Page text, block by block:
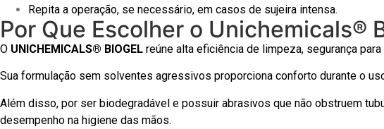
Repita a operação, se necessário, em casos de sujeira intensa.
Por Que Escolher o Unichemicals®
O UNICHEMICALS® BIOGEL reúne alta eficiência de limpeza, segurança
Sua formulação sem solventes agressivos proporciona conforto durante o
Além disso, por ser biodegradável e possuir abrasivos que não obstruem
desempenho na higiene das mãos.